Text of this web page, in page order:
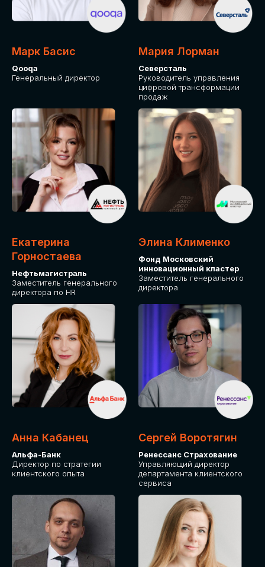
Марк Басис
Qooqa
Генеральный директор
Мария Лорман
Северсталь
Руководитель управления
цифровой трансформации
продаж
Екатерина
Горностаева
Нефтьмагистраль
Заместитель генерального
директора по HR
Элина Клименко
Фонд Московский
инновационный кластер
Заместитель генерального
директора
Анна Кабанец
Альфа-Банк
Директор по стратегии
клиентского опыта
Сергей Воротягин
Ренессанс Страхование
Управляющий директор
департамента клиентского
сервиса
Приглашаем стать партнером GLOBAL
TECH FORUM и презентовать ваши
решения целевой аудитории. Будем
рады сотрудничеству!
СТАНЬТЕ
ЭКСПОНЕНТОМ
ПОДАТЬ ЗАЯВКУ
IT Solutions for Business
СТОИМОСТЬ
УЧАСТИЯ